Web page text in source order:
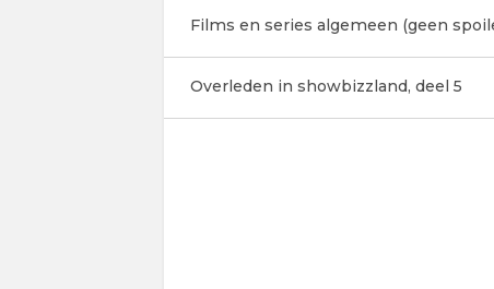
Films en series algemeen (geen
Overleden in showbizzland, deel 5